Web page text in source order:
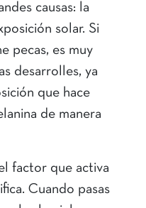
causas: la
solar. Si
pecas, es muy
desarrolles, ya
que hace
de manera
factor que activa
Cuando pasas